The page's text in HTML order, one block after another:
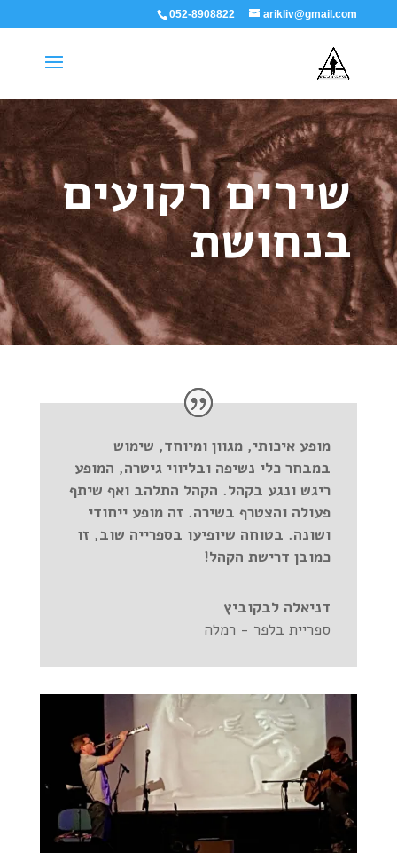
052-8908822 arikliv@gmail.com
שירים רקועים
בנחושת
מופע איכותי, מגוון ומיוחד, שימוש
במבחר כלי נשיפה ובליווי גיטרה, המופע
ריגש ונגע בקהל. הקהל התלהב ואף שיתף
פעולה והצטרף בשירה. זה מופע ייחודי
ושונה. בטוחה שיופיעו בספרייה שוב, זו
כמובן דרישת הקהל!
דניאלה לבקוביץ
ספריית בלפר - רמלה